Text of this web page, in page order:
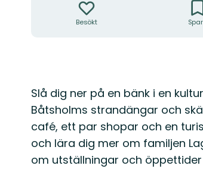
Besökt
Beskrivning
Slå dig ner på en bänk i en
Båtsholms strandängar och
café, ett par shopar och en
och lära dig mer om familjen
om utställningar och